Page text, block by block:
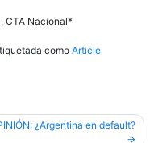
CTA Nacional*
comoArticle
¿Argentina en default?